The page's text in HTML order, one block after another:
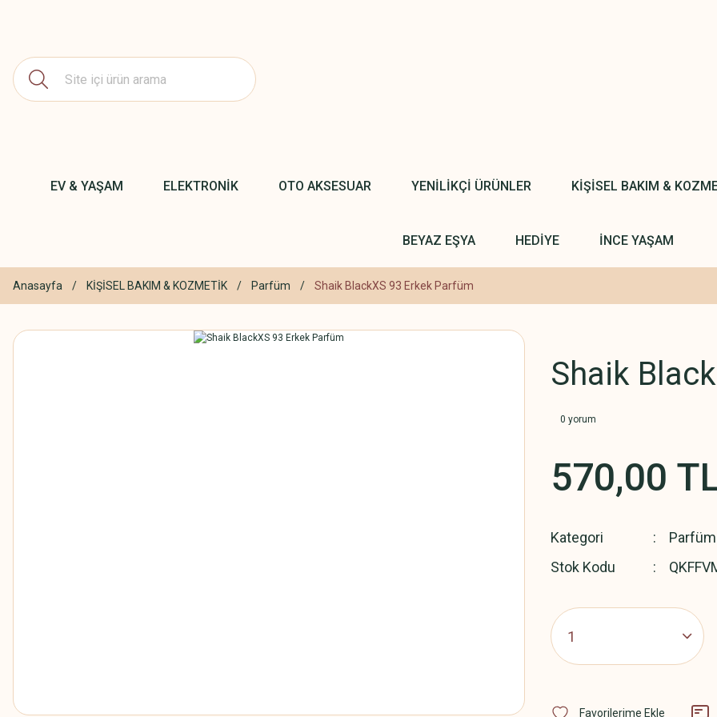
EV & YAŞAM ELEKTRONİK OTO AKSESUAR YENİLİKÇİ ÜRÜNLER KİŞİSEL BAKIM &
BEYAZ EŞYA HEDİYE İNCE YAŞAM
Anasayfa KİŞİSEL BAKIM & KOZMETİK Parfüm Shaik BlackXS 93 Erkek Parfüm
Shaik
0 yorum
570,00
Kategori
Parfüm
Stok Kodu